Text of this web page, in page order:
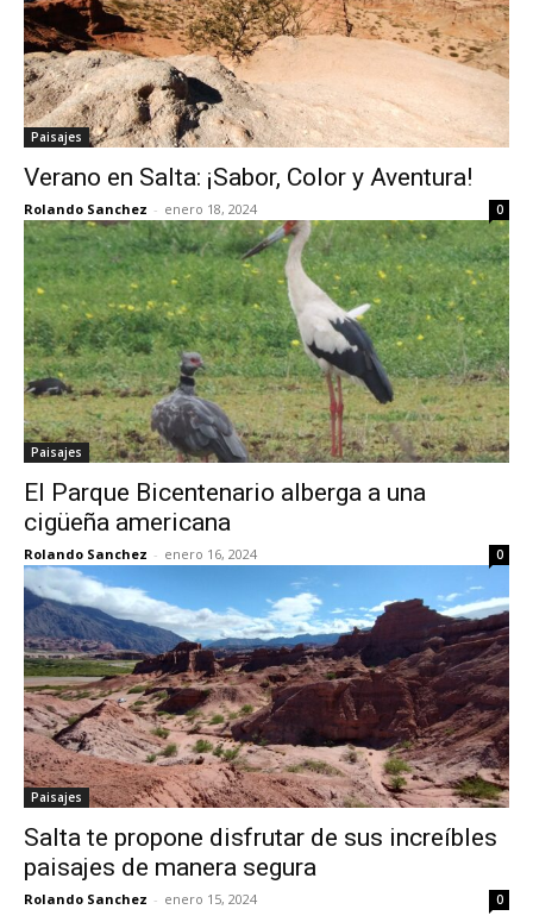
Paisajes
Verano en Salta: ¡Sabor, Color y Aventura!
Rolando Sanchez - enero 18, 2024 0
Paisajes
El Parque Bicentenario alberga a una
cigüeña americana
Rolando Sanchez - enero 16, 2024 0
Paisajes
Salta te propone disfrutar de sus increíbles
paisajes de manera segura
Rolando Sanchez - enero 15, 2024 0